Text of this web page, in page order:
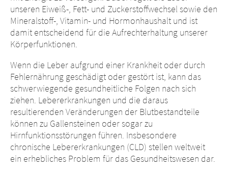
unseren Eiweiß-, Fett- und Zuckerstoffwechsel sowie den
Mineralstoff-, Vitamin- und Hormonhaushalt und ist
damit entscheidend für die Aufrechterhaltung unserer
Körperfunktionen.
Wenn die Leber aufgrund einer Krankheit oder durch
Fehlernährung geschädigt oder gestört ist, kann das
schwerwiegende gesundheitliche Folgen nach sich
ziehen. Lebererkrankungen und die daraus
resultierenden Veränderungen der Blutbestandteile
können zu Gallensteinen oder sogar zu
Hirnfunktionsstörungen führen. Insbesondere
chronische Lebererkrankungen (CLD) stellen weltweit
ein erhebliches Problem für das Gesundheitswesen dar.